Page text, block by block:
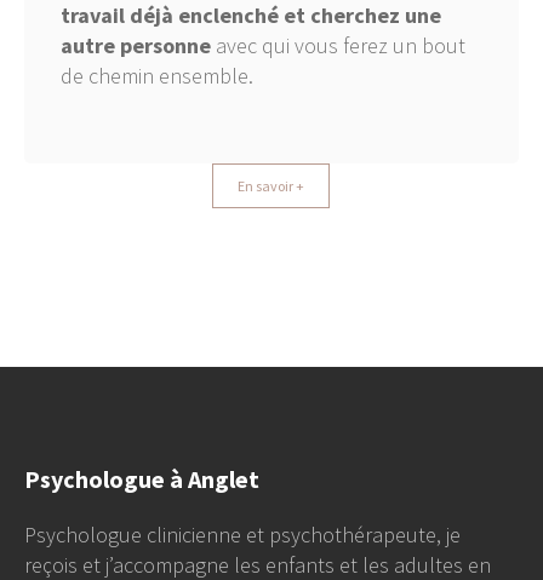
travail déjà enclenché et cherchez une
autre personne avec qui vous ferez un bout
de chemin ensemble.
En savoir +
Psychologue à Anglet
Psychologue clinicienne et psychothérapeute, je
reçois et j’accompagne les enfants et les adultes en